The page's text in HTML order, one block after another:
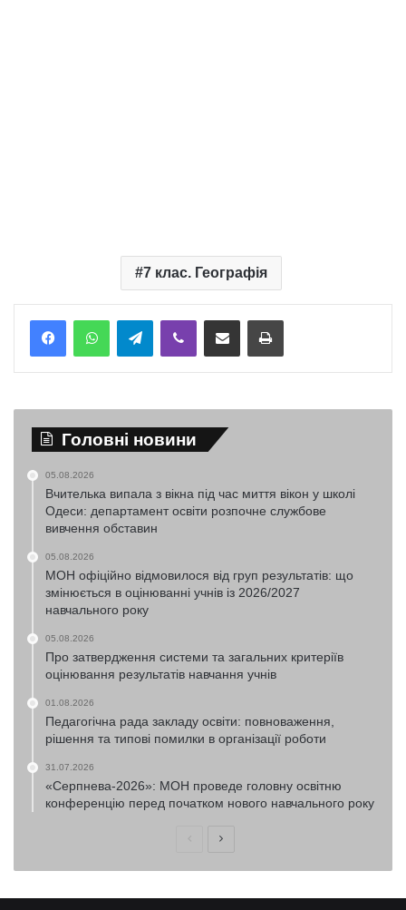
7 клас. Географія
TelegramViber Надіслати електронною поштоюНадрукувати
Головні новини
05.08.2026
Вчителька випала з вікна під час миття вікон у школі
Одеси: департамент освіти розпочне службове
вивчення обставин
05.08.2026
МОН офіційно відмовилося від груп результатів: що
змінюється в оцінюванні учнів із 2026/2027
навчального року
05.08.2026
Про затвердження системи та загальних критеріїв
оцінювання результатів навчання учнів
01.08.2026
Педагогічна рада закладу освіти: повноваження,
рішення та типові помилки в організації роботи
31.07.2026
«Серпнева-2026»: МОН проведе головну освітню
конференцію перед початком нового навчального року
ПопередняНаступна